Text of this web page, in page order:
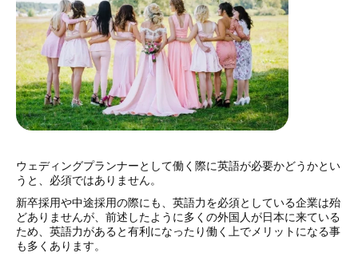
ウェディングプランナーとして働く際に英語が必要かどうかとい
うと、必須ではありません。
新卒採用や中途採用の際にも、英語力を必須としている企業は殆
どありませんが、前述したように多くの外国人が日本に来ている
ため、英語力があると有利になったり働く上でメリットになる事
も多くあります。